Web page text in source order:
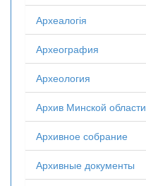
Археалогія
Археография
Археология
Архив Минской области
Архивное собрание
Архивные документы